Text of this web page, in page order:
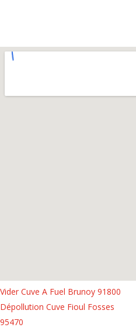
Vider Cuve A Fuel Brunoy 91800
Dépollution Cuve Fioul Fosses
95470